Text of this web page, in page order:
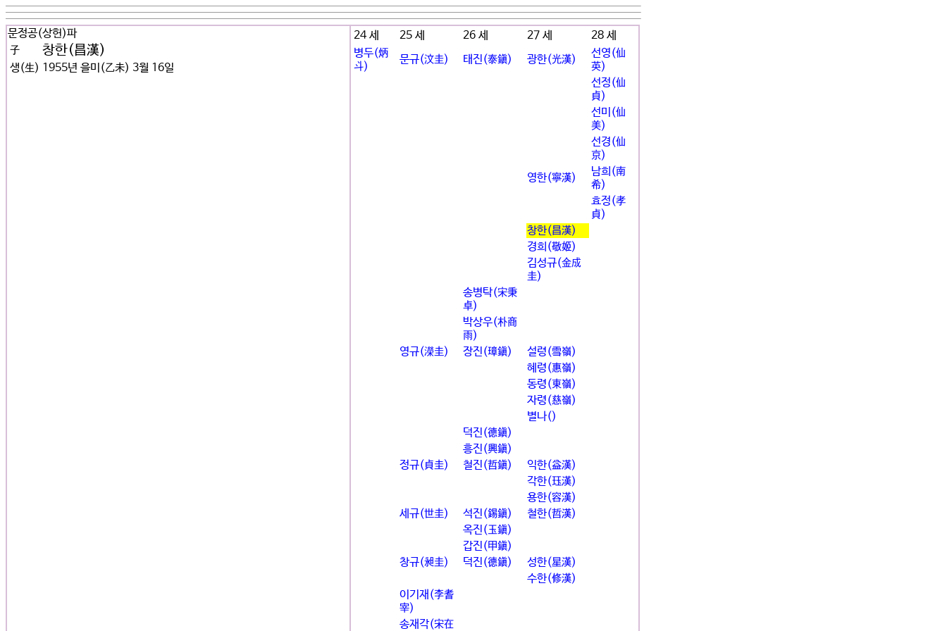
문정공(상헌)파
子
창한(昌漢)
생(生) 1955년 을미(乙未) 3월 16일
24 세 25 세 26 세 27 세
28 세
병두(炳
斗)
문규(汶圭) 태진(泰鎭) 광한(光漢)
선영(仙
英)
선정(仙
貞)
선미(仙
美)
선경(仙
京)
영한(寧漢)
남희(南
希)
효정(孝
貞)
창한(昌漢)
경희(敬姬)
김성규(金成
圭)
송병탁(宋秉
卓)
박상우(朴商
雨)
영규(濚圭)
장진(璋鎭)
설령(雪嶺)
혜령(惠嶺)
동령(東嶺)
자령(慈嶺)
별나()
덕진(德鎭)
흥진(興鎭)
정규(貞圭)
철진(哲鎭)
익한(益漢)
각한(珏漢)
용한(容漢)
세규(世圭)
석진(錫鎭)
철한(哲漢)
옥진(玉鎭)
갑진(甲鎭)
창규(昶圭)
덕진(德鎭)
성한(星漢)
수한(修漢)
이기재(李耆
宰)
송재각(宋在